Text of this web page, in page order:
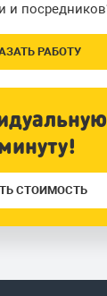
и
РАБОТУ
СТОИМОСТЬ